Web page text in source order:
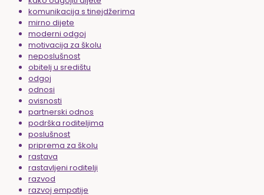
komunikacija s tinejdžerima
mirno dijete
moderni odgoj
motivacija za školu
neposlušnost
obitelj u središtu
odgoj
odnosi
ovisnosti
partnerski odnos
podrška roditeljima
poslušnost
priprema za školu
rastava
rastavljeni roditelji
razvod
razvoj empatije